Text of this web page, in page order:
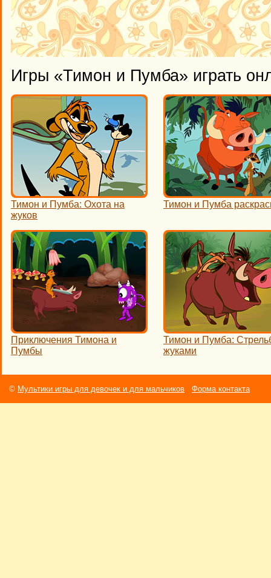
Игры «Тимон и Пумба» играть
Тимон и Пумба: Охота на
жуков
Тимон и Пумба
Приключения Тимона и
Пумбы
Тимон и Пумба:
жуками
© Мультики игры для девочек и для мальчиков Форма контакта